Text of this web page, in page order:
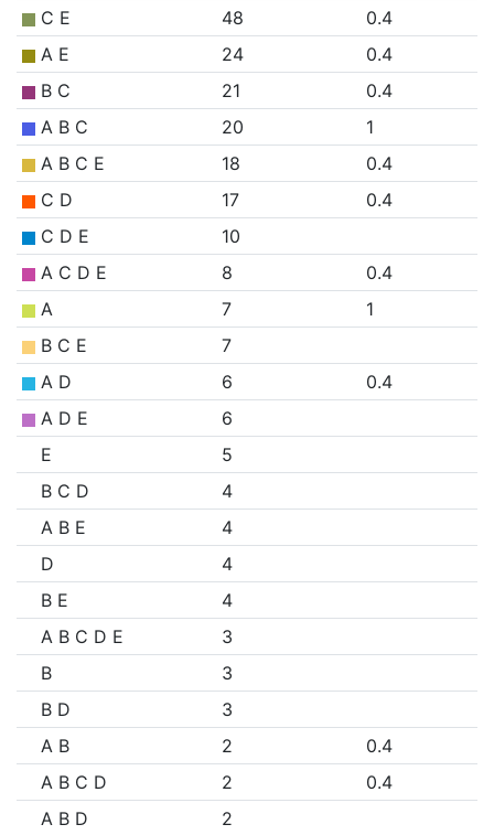
C E
48
0.4
A E
24
0.4
B C
21
0.4
A B C
20
1
A B C E
18
0.4
C D
17
0.4
C D E
10
A C D E
8
0.4
A
7
1
B C E
7
A D
6
0.4
A D E
6
E
5
B C D
4
A B E
4
D
4
B E
4
A B C D E
3
B
3
B D
3
A B
2
0.4
A B C D
2
0.4
A B D
2